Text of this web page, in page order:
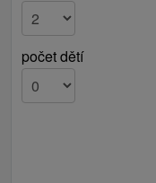
počet dětí